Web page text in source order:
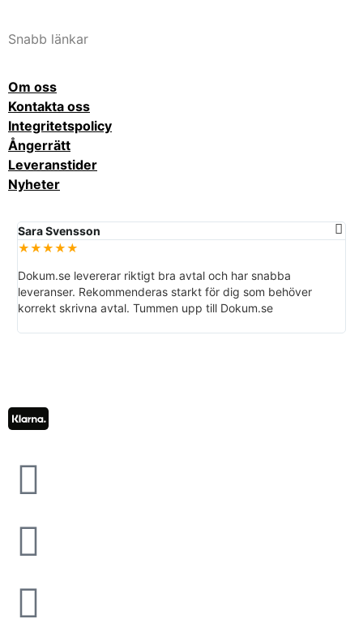
Snabb länkar
Om oss
Kontakta oss
Integritetspolicy
Ångerrätt
Leveranstider
Nyheter
Sara Svensson
★★★★★
Dokum.se levererar riktigt bra avtal och har snabba
leveranser. Rekommenderas starkt för dig som behöver
korrekt skrivna avtal. Tummen upp till Dokum.se